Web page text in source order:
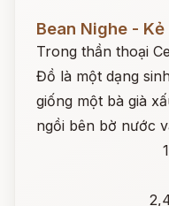
Bean Nighe -
Trong thần thoại
Đồ là một dạng
giống một bà già
ngồi bên bờ nước